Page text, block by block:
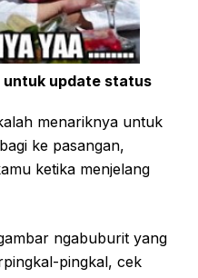
untuk update status
menariknya untuk
ke pasangan,
ketika menjelang
ngabuburit yang
pingkal, cek